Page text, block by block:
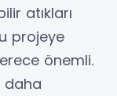
atıkları
projeye
önemli.
daha